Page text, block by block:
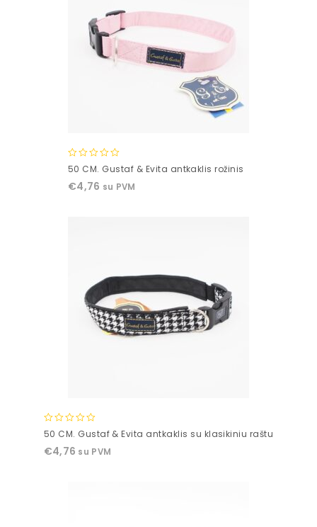
0
of
50 CM. Gustaf & Evita antkaklis rožinis
€4,76 su PVM
0
of
50 CM. Gustaf & Evita antkaklis su klasikiniu raštu
€4,76 su PVM